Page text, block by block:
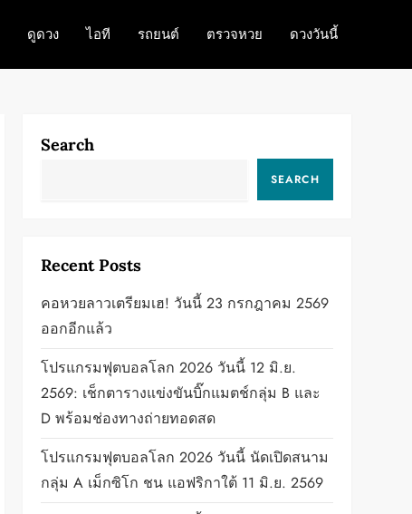
ดูดวง ไอที รถยนต์ ตรวจหวย ดวงวันนี้
Search
SEARCH
Recent Posts
คอหวยลาวเตรียมเฮ! วันนี้ 23 กรกฎาคม 2569
ออกอีกแล้ว
โปรแกรมฟุตบอลโลก 2026 วันนี้ 12 มิ.ย.
2569: เช็กตารางแข่งขันบิ๊กแมตช์กลุ่ม B และ
D พร้อมช่องทางถ่ายทอดสด
โปรแกรมฟุตบอลโลก 2026 วันนี้ นัดเปิดสนาม
กลุ่ม A เม็กซิโก ชน แอฟริกาใต้ 11 มิ.ย. 2569